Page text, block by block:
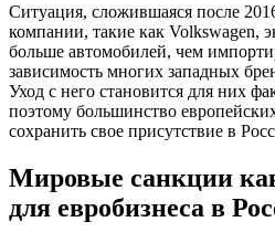
Ситуация, сложившаяся после
компании, такие как Volkswagen,
больше автомобилей, чем
зависимость многих западных
Уход с него становится для них
поэтому большинство
сохранить свое присутствие в
Мировые санкции
для евробизнеса в